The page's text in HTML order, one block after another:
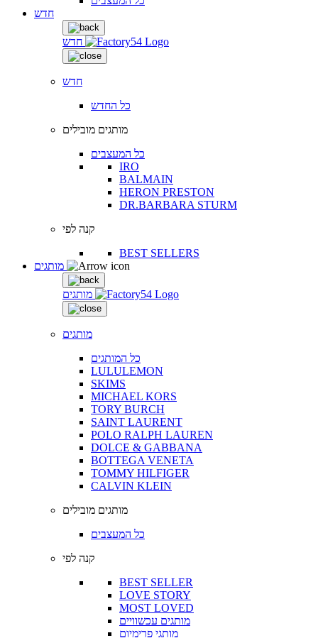
חדש
חדש
חדש
כל החדש
מותגים מובילים
כל המעצבים
IRO
BALMAIN
HERON PRESTON
DR.BARBARA STURM
קנה לפי
BEST SELLERS
מותגים
מותגים
כל המותגים
LULULEMON
SKIMS
MICHAEL KORS
TORY BURCH
SAINT LAURENT
POLO RALPH LAUREN
DOLCE & GABBANA
BOTTEGA VENETA
TOMMY HILFIGER
CALVIN KLEIN
מותגים מובילים
כל המעצבים
קנה לפי
BEST SELLER
LOVE STORY
MOST LOVED
מותגים עכשוויים
מותגי פרימיום